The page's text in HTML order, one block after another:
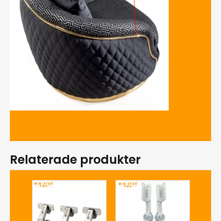
Relaterade produkter